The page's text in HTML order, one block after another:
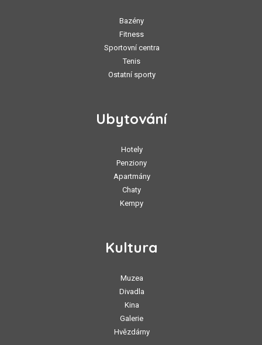
Bazény
Fitness
Sportovní centra
Tenis
Ostatní sporty
Ubytování
Hotely
Penziony
Apartmány
Chaty
Kempy
Kultura
Muzea
Divadla
Kina
Galerie
Hvězdárny